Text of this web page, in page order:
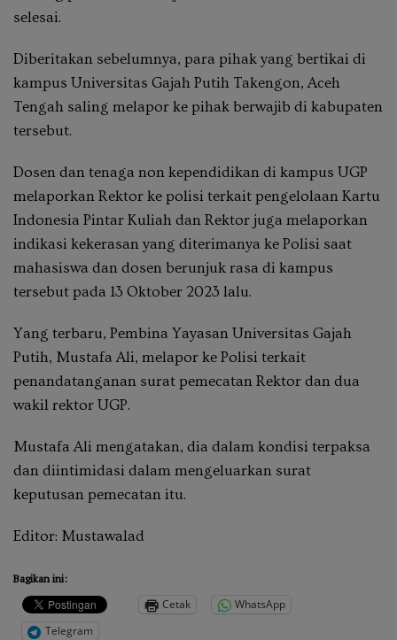
selesai.
Diberitakan sebelumnya, para pihak yang bertikai di
kampus Universitas Gajah Putih Takengon, Aceh
Tengah saling melapor ke pihak berwajib di kabupaten
tersebut.
Dosen dan tenaga non kependidikan di kampus UGP
melaporkan Rektor ke polisi terkait pengelolaan Kartu
Indonesia Pintar Kuliah dan Rektor juga melaporkan
indikasi kekerasan yang diterimanya ke Polisi saat
mahasiswa dan dosen berunjuk rasa di kampus
tersebut pada 13 Oktober 2023 lalu.
Yang terbaru, Pembina Yayasan Universitas Gajah
Putih, Mustafa Ali, melapor ke Polisi terkait
penandatanganan surat pemecatan Rektor dan dua
wakil rektor UGP.
Mustafa Ali mengatakan, dia dalam kondisi terpaksa
dan diintimidasi dalam mengeluarkan surat
keputusan pemecatan itu.
Editor: Mustawalad
Bagikan ini:
Cetak
WhatsApp
Telegram